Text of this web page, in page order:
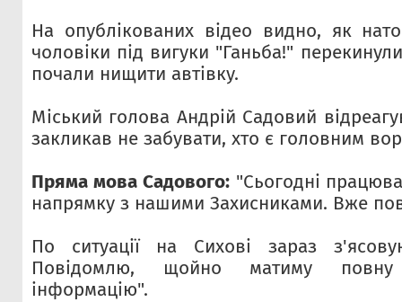
На опублікованих відео видно, як
чоловіки під вигуки "Ганьба!"
почали нищити автівку.
Міський голова Андрій Садовий
закликав не забувати, хто є головним
Пряма мова Садового:"Сьогодні
напрямку з нашими Захисниками. Вже
По ситуації на Сихові зараз
Повідомлю, щойно матиму повну
інформацію".